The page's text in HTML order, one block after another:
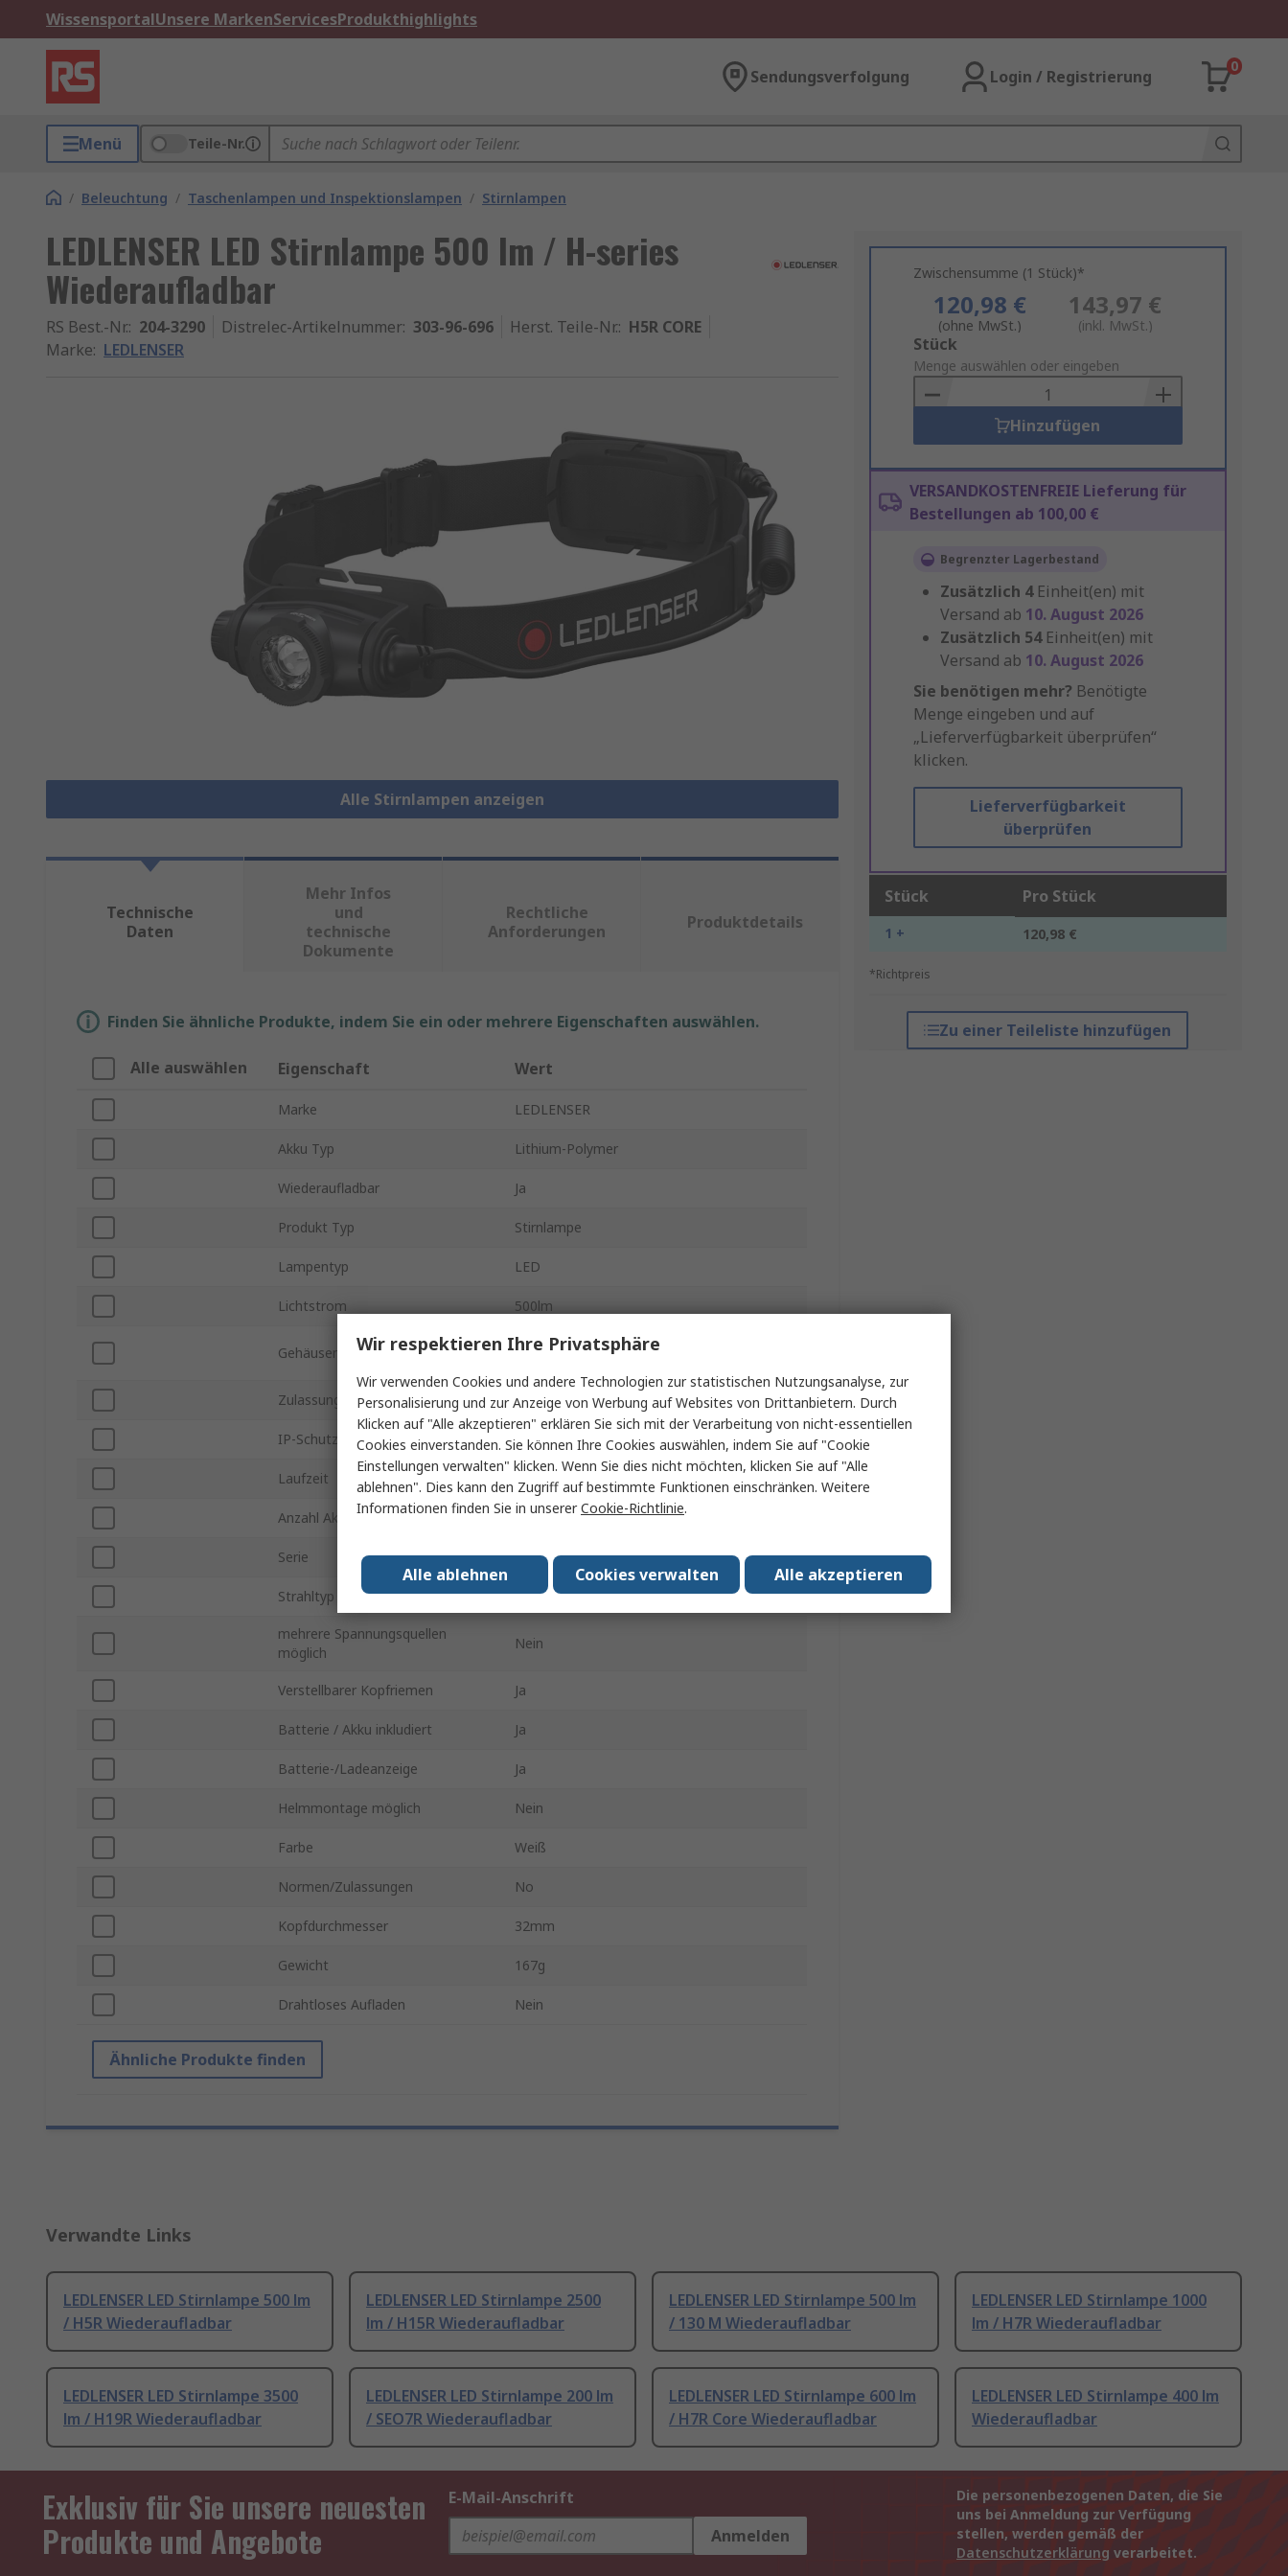
WissensportalUnsere MarkenServicesProdukthighlights
Sendungsverfolgung Login / Registrierung
0
Menü Teile-Nr.
/ Beleuchtung / Taschenlampen und Inspektionslampen / Stirnlampen
LEDLENSER LED Stirnlampe 500 lm / H-series
Wiederaufladbar
RS Best.-Nr.: 204-3290 Distrelec-Artikelnummer: 303-96-696 Herst. Teile-Nr.: H5R CORE
Marke: LEDLENSER
Alle Stirnlampen anzeigen
Zwischensumme (1 Stück)*
120,98 €
(ohne MwSt.)
143,97 €
(inkl. MwSt.)
Add
to
Basket
Stück
Menge auswählen oder eingeben
Hinzufügen
VERSANDKOSTENFREIE Lieferung für
Bestellungen ab 100,00 €
Begrenzter Lagerbestand
Zusätzlich 4 Einheit(en) mit
Versand ab 10. August 2026
Zusätzlich 54 Einheit(en) mit
Versand ab 10. August 2026
Sie benötigen mehr? Benötigte
Menge eingeben und auf
„Lieferverfügbarkeit überprüfen“
klicken.
Lieferverfügbarkeit
überprüfen
Stück Pro Stück
1 + 120,98 €
*Richtpreis
Zu einer Teileliste hinzufügen
Technische
Daten
Mehr Infos
und
technische
Dokumente
Rechtliche
Anforderungen
Produktdetails
Finden Sie ähnliche Produkte, indem Sie ein oder mehrere Eigenschaften auswählen.
Alle auswählen Eigenschaft Wert
Marke LEDLENSER
Akku Typ Lithium-Polymer
Wiederaufladbar Ja
Produkt Typ Stirnlampe
Lampentyp LED
Lichtstrom 500lm
Gehäusematerial
Polycarbonat-Rohrmaterial
Zulassung für Gefahrenbereiche Nein
IP-Schutzart IP67
Laufzeit 2.5 h
Anzahl Akkus 1
Serie H-series
Strahltyp Aufwärtsregler, Leistung, Geringe Leistung
mehrere Spannungsquellen
möglich
Nein
Verstellbarer Kopfriemen Ja
Batterie / Akku inkludiert Ja
Batterie-/Ladeanzeige Ja
Helmmontage möglich Nein
Farbe Weiß
Normen/Zulassungen No
Kopfdurchmesser 32mm
Gewicht 167g
Drahtloses Aufladen Nein
Ähnliche Produkte finden
Verwandte Links
LEDLENSER LED Stirnlampe 500 lm
/ H5R Wiederaufladbar
LEDLENSER LED Stirnlampe 2500
lm / H15R Wiederaufladbar
LEDLENSER LED Stirnlampe 500 lm
/ 130 M Wiederaufladbar
LEDLENSER LED Stirnlampe 1000
lm / H7R Wiederaufladbar
LEDLENSER LED Stirnlampe 3500
lm / H19R Wiederaufladbar
LEDLENSER LED Stirnlampe 200 lm
/ SEO7R Wiederaufladbar
LEDLENSER LED Stirnlampe 600 lm
/ H7R Core Wiederaufladbar
LEDLENSER LED Stirnlampe 400 lm
Wiederaufladbar
Exklusiv für Sie unsere neuesten
Produkte und Angebote
E-Mail-Anschrift
Anmelden
Die personenbezogenen Daten, die Sie
uns bei Anmeldung zur Verfügung
stellen, werden gemäß der
Datenschutzerklärung verarbeitet.
Wir respektieren Ihre Privatsphäre
Wir verwenden Cookies und andere Technologien zur statistischen Nutzungsanalyse, zur
Personalisierung und zur Anzeige von Werbung auf Websites von Drittanbietern. Durch
Klicken auf "Alle akzeptieren" erklären Sie sich mit der Verarbeitung von nicht-essentiellen
Cookies einverstanden. Sie können Ihre Cookies auswählen, indem Sie auf "Cookie
Einstellungen verwalten" klicken. Wenn Sie dies nicht möchten, klicken Sie auf "Alle
ablehnen". Dies kann den Zugriff auf bestimmte Funktionen einschränken. Weitere
Informationen finden Sie in unsererCookie-Richtlinie.
Alle akzeptieren
Cookies verwalten
Alle ablehnen